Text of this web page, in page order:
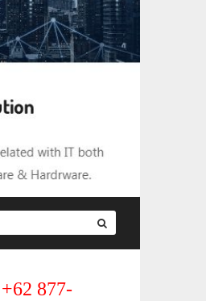
+62 877-